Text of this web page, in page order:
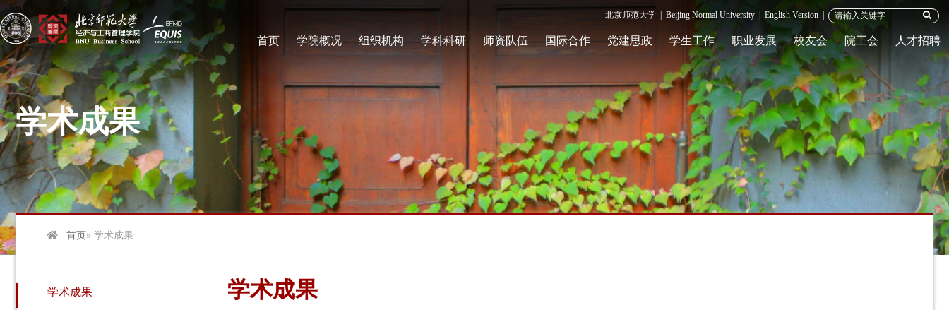
首页 学院概况 组织机构 学科科研 师资队伍 国际合作 党建思政 学生工作 职业发展 校友会 院工会 人才招聘
北京师范大学 Beijing Normal University English Version |
学术成果
首页» 学术成果
学术成果 学术成果